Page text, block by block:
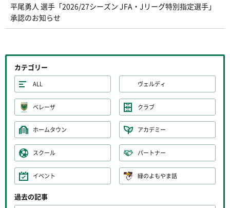
平尾勇人 選手「2026/27シーズン JFA・Jリーグ特別指定選手」
承認のお知らせ
カテゴリー
ALL ヴェルディ
ベレーザ クラブ
ホームタウン アカデミー
スクール パートナー
イベント 緑のよもやま話
過去の記事